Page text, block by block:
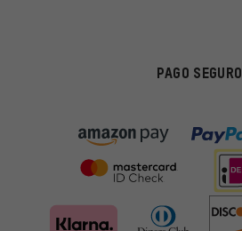
PAGO SEGURO